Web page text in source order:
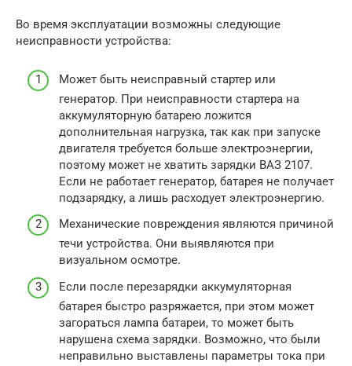
Во время эксплуатации возможны следующие
неисправности устройства:
Может быть неисправный стартер или
генератор. При неисправности стартера на
аккумуляторную батарею ложится
дополнительная нагрузка, так как при запуске
двигателя требуется больше электроэнергии,
поэтому может не хватить зарядки ВАЗ 2107.
Если не работает генератор, батарея не получает
подзарядку, а лишь расходует электроэнергию.
Механические повреждения являются причиной
течи устройства. Они выявляются при
визуальном осмотре.
Если после перезарядки аккумуляторная
батарея быстро разряжается, при этом может
загораться лампа батареи, то может быть
нарушена схема зарядки. Возможно, что были
неправильно выставлены параметры тока при